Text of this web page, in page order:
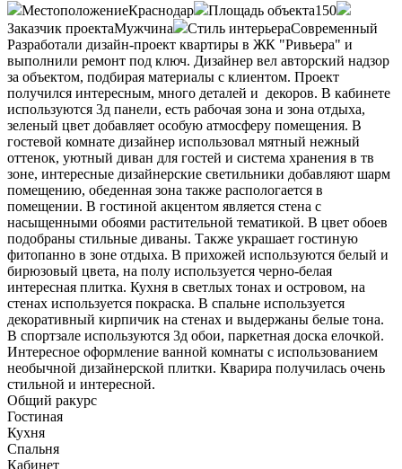
МестоположениеКраснодар Площадь объекта150
Заказчик проектаМужчина Стиль интерьераСовременный
Разработали дизайн-проект квартиры в ЖК "Ривьера" и
выполнили ремонт под ключ. Дизайнер вел авторский надзор
за объектом, подбирая материалы с клиентом. Проект
получился интересным, много деталей и декоров. В кабинете
используются 3д панели, есть рабочая зона и зона отдыха,
зеленый цвет добавляет особую атмосферу помещения. В
гостевой комнате дизайнер использовал мятный нежный
оттенок, уютный диван для гостей и система хранения в тв
зоне, интересные дизайнерские светильники добавляют шарм
помещению, обеденная зона также распологается в
помещении. В гостиной акцентом является стена с
насыщенными обоями растительной тематикой. В цвет обоев
подобраны стильные диваны. Также украшает гостиную
фитопанно в зоне отдыха. В прихожей используются белый и
бирюзовый цвета, на полу используется черно-белая
интересная плитка. Кухня в светлых тонах и островом, на
стенах используется покраска. В спальне используется
декоративный кирпичик на стенах и выдержаны белые тона.
В спортзале используются 3д обои, паркетная доска елочкой.
Интересное оформление ванной комнаты с использованием
необычной дизайнерской плитки. Кварира получилась очень
стильной и интересной.
Общий ракурс
Гостиная
Кухня
Спальня
Кабинет